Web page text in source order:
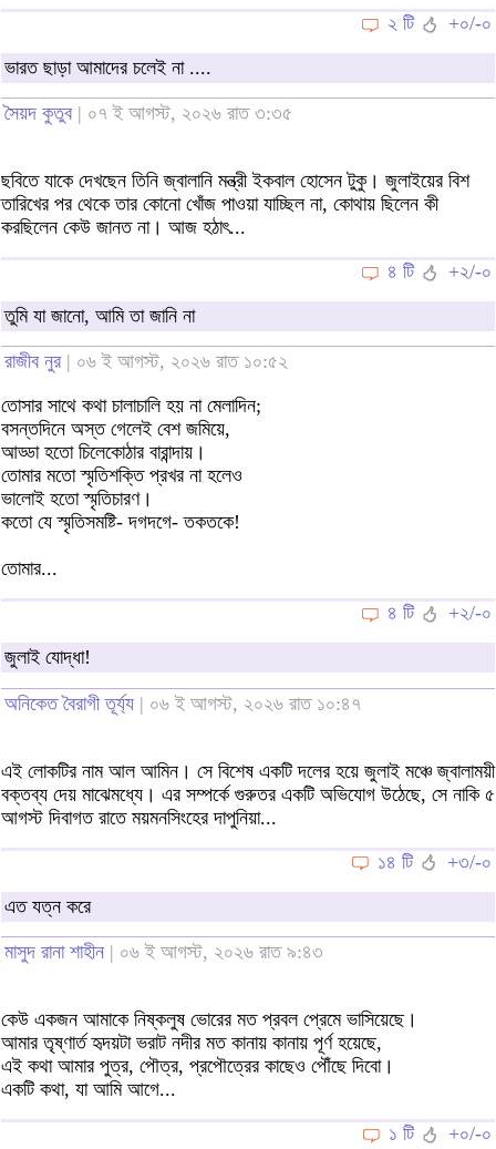
২ টি
+০/-০
ভারত ছাড়া আমাদের চলেই না ....
সৈয়দ কুতুব | ০৭ ই আগস্ট, ২০২৬ রাত ৩:৩৫
ছবিতে যাকে দেখছেন তিনি জ্বালানি মন্ত্রী ইকবাল হোসেন টুকু। জুলাইয়ের বিশ
তারিখের পর থেকে তার কোনো খোঁজ পাওয়া যাচ্ছিল না, কোথায় ছিলেন কী
করছিলেন কেউ জানত না। আজ হঠাৎ...
৪ টি
+২/-০
তুমি যা জানো, আমি তা জানি না
রাজীব নুর | ০৬ ই আগস্ট, ২০২৬ রাত ১০:৫২
তোসার সাথে কথা চালাচালি হয় না মেলাদিন;
বসন্তদিনে অস্ত গেলেই বেশ জমিয়ে,
আড্ডা হতো চিলেকোঠার বারান্দায়।
তোমার মতো স্মৃতিশক্তি প্রখর না হলেও
ভালোই হতো স্মৃতিচারণ।
কতো যে স্মৃতিসমষ্টি- দগদগে- তকতকে!
তোমার...
৪ টি
+২/-০
জুলাই যোদ্ধা!
অনিকেত বৈরাগী তূর্য্য | ০৬ ই আগস্ট, ২০২৬ রাত ১০:৪৭
এই লোকটির নাম আল আমিন। সে বিশেষ একটি দলের হয়ে জুলাই মঞ্চে জ্বালাময়ী
বক্তব্য দেয় মাঝেমধ্যে। এর সম্পর্কে গুরুতর একটি অভিযোগ উঠেছে, সে নাকি ৫
আগস্ট দিবাগত রাতে ময়মনসিংহের দাপুনিয়া...
১৪ টি
+৩/-০
এত যত্ন করে
মাসুদ রানা শাহীন | ০৬ ই আগস্ট, ২০২৬ রাত ৯:৪৩
কেউ একজন আমাকে নিষ্কলুষ ভোরের মত প্রবল প্রেমে ভাসিয়েছে।
আমার তৃষ্ণার্ত হৃদয়টা ভরাট নদীর মত কানায় কানায় পূর্ণ হয়েছে,
এই কথা আমার পুত্র, পৌত্র, প্রপৌত্রের কাছেও পৌঁছে দিবো।
একটি কথা, যা আমি আগে...
১ টি
+০/-০